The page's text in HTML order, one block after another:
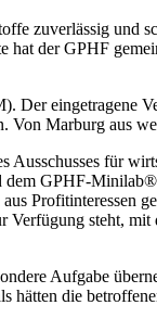
zuverlässig und
der GPHF
eingetragene
Von Marburg aus
für
dem GPHF-Minilab®
Profitinteressen
steht,
Aufgabe
die